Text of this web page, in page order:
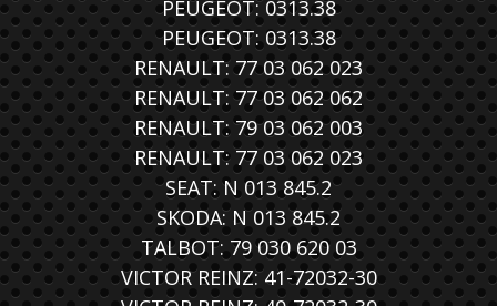
PEUGEOT: 0313.38
PEUGEOT: 0313.38
RENAULT: 77 03 062 023
RENAULT: 77 03 062 062
RENAULT: 79 03 062 003
RENAULT: 77 03 062 023
SEAT: N 013 845.2
SKODA: N 013 845.2
TALBOT: 79 030 620 03
VICTOR REINZ: 41-72032-30